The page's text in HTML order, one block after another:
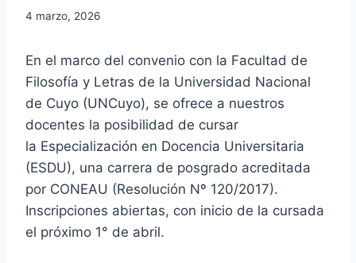
4 marzo, 2026
En el marco del convenio con la Facultad de
Filosofía y Letras de la Universidad Nacional
de Cuyo (UNCuyo), se ofrece a nuestros
docentes la posibilidad de cursar
la Especialización en Docencia Universitaria
(ESDU), una carrera de posgrado acreditada
por CONEAU (Resolución Nº 120/2017).
Inscripciones abiertas, con inicio de la cursada
el próximo 1° de abril.